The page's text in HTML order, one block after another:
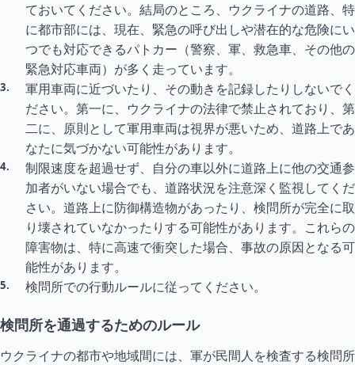
ておいてください。結局のところ、ウクライナの道路、特
に都市部には、現在、緊急の呼び出しや潜在的な危険にい
つでも対応できるパトカー（警察、軍、救急車、その他の
緊急対応車両）が多く走っています。
軍用車両に近づいたり、その動きを記録したりしないでく
ださい。第一に、ウクライナの法律で禁止されており、第
二に、原則として軍用車両は視界が悪いため、道路上であ
なたに気づかない可能性があります。
制限速度を超過せず、自分の車以外に道路上に他の交通参
加者がいない場合でも、道路状況を注意深く監視してくだ
さい。道路上に防御構造物があったり、検問所が完全に取
り壊されていなかったりする可能性があります。これらの
障害物は、特に高速で衝突した場合、事故の原因となる可
能性があります。
検問所での行動ルールに従ってください。
検問所を通過するためのルール
ウクライナの都市や地域間には、軍が民間人を検査する検問所